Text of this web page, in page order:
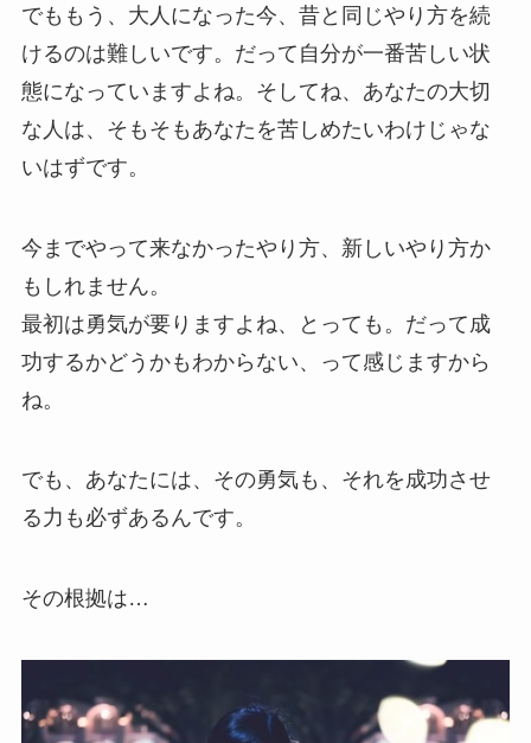
でももう、大人になった今、昔と同じやり方を続
けるのは難しいです。だって自分が一番苦しい状
態になっていますよね。そしてね、あなたの大切
な人は、そもそもあなたを苦しめたいわけじゃな
いはずです。
今までやって来なかったやり方、新しいやり方か
もしれません。
最初は勇気が要りますよね、とっても。だって成
功するかどうかもわからない、って感じますから
ね。
でも、あなたには、その勇気も、それを成功させ
る力も必ずあるんです。
その根拠は…